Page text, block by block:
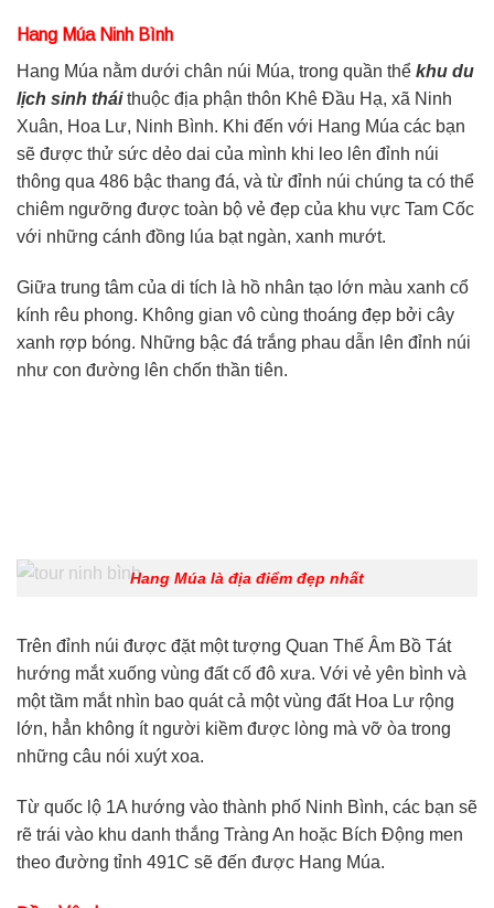
Hang Múa Ninh Bình
Hang Múa nằm dưới chân núi Múa, trong quần thể khu du
lịch sinh thái thuộc địa phận thôn Khê Đầu Hạ, xã Ninh
Xuân, Hoa Lư, Ninh Bình. Khi đến với Hang Múa các bạn
sẽ được thử sức dẻo dai của mình khi leo lên đỉnh núi
thông qua 486 bậc thang đá, và từ đỉnh núi chúng ta có thể
chiêm ngưỡng được toàn bộ vẻ đẹp của khu vực Tam Cốc
với những cánh đồng lúa bạt ngàn, xanh mướt.
Giữa trung tâm của di tích là hồ nhân tạo lớn màu xanh cổ
kính rêu phong. Không gian vô cùng thoáng đẹp bởi cây
xanh rợp bóng. Những bậc đá trắng phau dẫn lên đỉnh núi
như con đường lên chốn thần tiên.
Hang Múa là địa điểm đẹp nhất
Trên đỉnh núi được đặt một tượng Quan Thế Âm Bồ Tát
hướng mắt xuống vùng đất cố đô xưa. Với vẻ yên bình và
một tầm mắt nhìn bao quát cả một vùng đất Hoa Lư rộng
lớn, hẳn không ít người kiềm được lòng mà vỡ òa trong
những câu nói xuýt xoa.
Từ quốc lộ 1A hướng vào thành phố Ninh Bình, các bạn sẽ
rẽ trái vào khu danh thắng Tràng An hoặc Bích Động men
theo đường tỉnh 491C sẽ đến được Hang Múa.